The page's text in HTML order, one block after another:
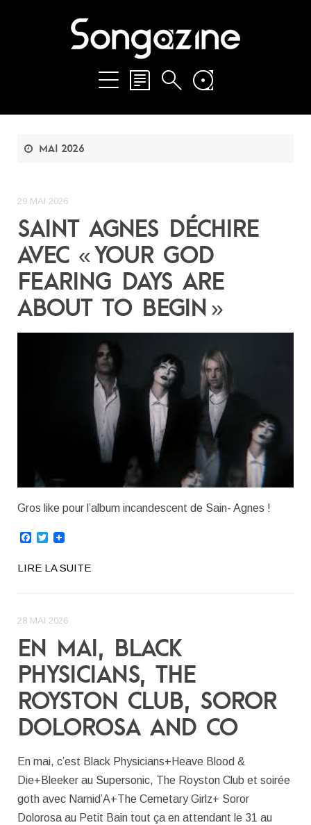
mai 2026
29 MAI 2026
SAINT AGNES DÉCHIRE
AVEC « YOUR GOD
FEARING DAYS ARE
ABOUT TO BEGIN »
Gros like pour l’album incandescent de Sain- Agnes !
Facebook
Twitter
LIRE LA SUITE
28 MAI 2026
EN MAI, BLACK
PHYSICIANS, THE
ROYSTON CLUB, SOROR
DOLOROSA AND CO
En mai, c’est Black Physicians+Heave Blood &
Die+Bleeker au Supersonic, The Royston Club et soirée
goth avec Namid’A+The Cemetary Girlz+ Soror
Dolorosa au Petit Bain tout ça en attendant le 31 au